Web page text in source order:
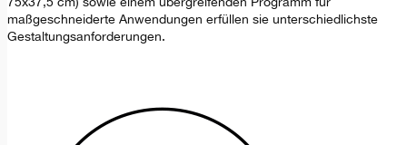
maßgeschneiderte Anwendungen erfüllen sie unterschiedlichste
Gestaltungsanforderungen.